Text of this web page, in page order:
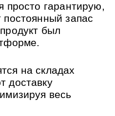
просто гарантирую,
постоянный запас
был
на складах
доставку
весь